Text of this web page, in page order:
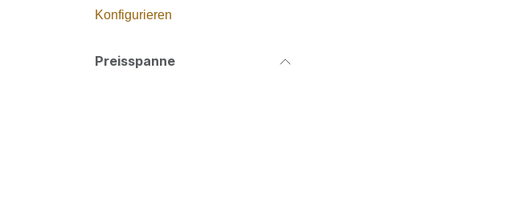
Konfigurieren
Preisspanne